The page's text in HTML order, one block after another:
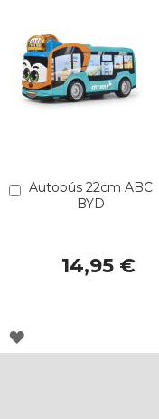
Autobús 22cm ABC
BYD
14,95 €
Añadir
AGREGAR